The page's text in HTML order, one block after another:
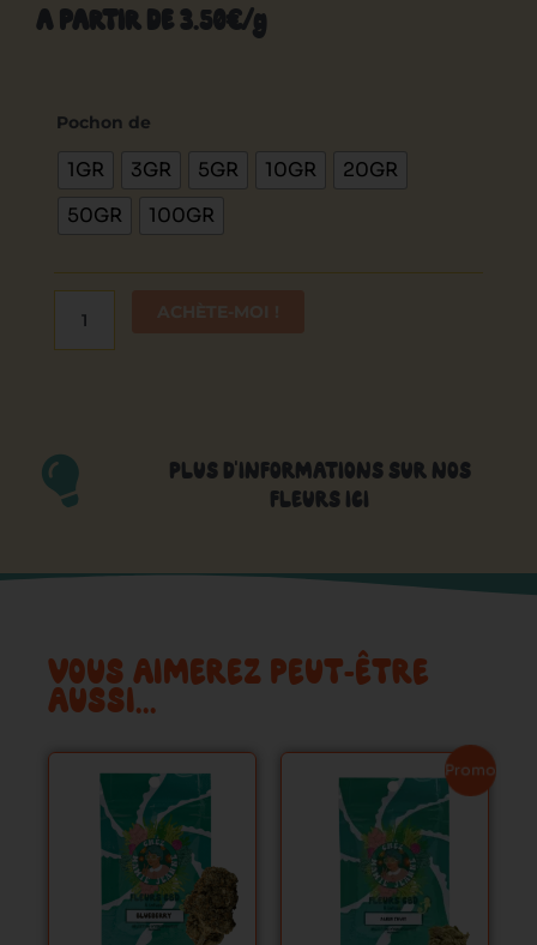
A PARTIR DE 3.50€/g
Pochon de
1GR 3GR 5GR 10GR
20GR
50GR
100GR
de
Kusk
Small
PLUS D'INFORMATIONS SUR NOS
FLEURS ICI
VOUS AIMEREZ PEUT-ÊTRE
AUSSI…
produit
a
plusieurs
variations.
Les
options
Promo !
produit
a
plusieurs
variations.
Les
options